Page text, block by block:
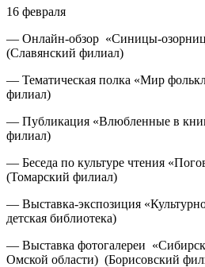
16 февраля
— Онлайн-обзор «Синицы-
(Славянский филиал)
— Тематическая полка «Мир
филиал)
— Публикация «Влюбленные в
филиал)
— Беседа по культуре чтения
(Томарский филиал)
— Выставка-экспозиция
детская библиотека)
— Выставка фотогалереи
Омской области) (Борисовский